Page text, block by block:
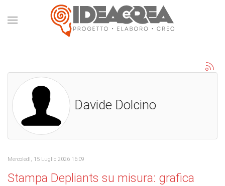
Davide Dolcino
Mercoledì, 15 Luglio 2026 16:09
Stampa Depliants su misura: grafica